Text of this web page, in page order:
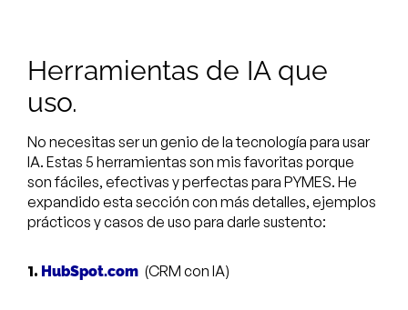
Herramientas de IA que
uso.
No necesitas ser un genio de la tecnología para usar
IA. Estas 5 herramientas son mis favoritas porque
son fáciles, efectivas y perfectas para PYMES. He
expandido esta sección con más detalles, ejemplos
prácticos y casos de uso para darle sustento:
1. HubSpot.com (CRM con IA)